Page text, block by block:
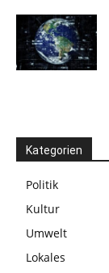
Kategorien
Politik
Kultur
Umwelt
Lokales